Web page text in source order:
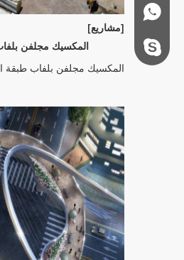
[مشاريع]
المكسيك مجلفن
المكسيك مجلفن بلفاب طبقة
+86 -